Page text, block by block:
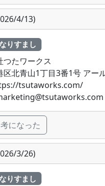
4/13)
りすまし
つたワークス
区北青山1丁目3番1号 アー
tsutaworks.com/
になった
3/26)
りすまし